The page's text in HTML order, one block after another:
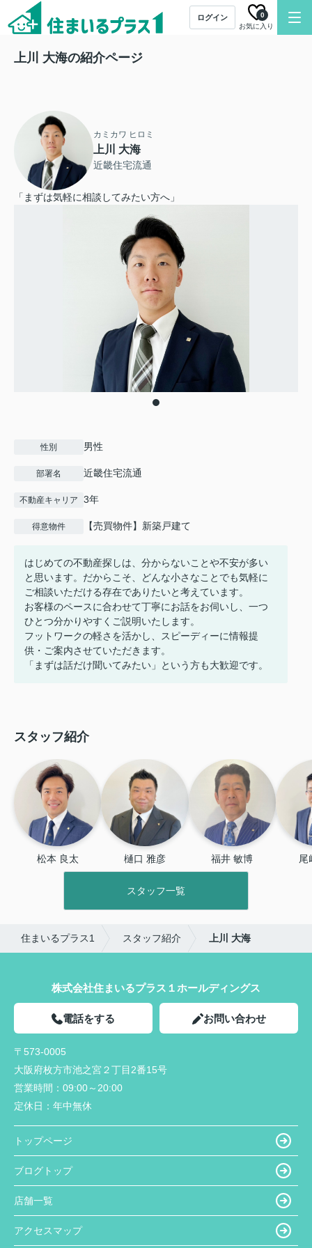
ログイン
お気に入り
0
上川 大海の紹介ページ
カミカワ ヒロミ
上川 大海
近畿住宅流通
「まずは気軽に相談してみたい方へ」
性別 男性
部署名 近畿住宅流通
不動産キャリア 3年
得意物件 【売買物件】新築戸建て
はじめての不動産探しは、分からないことや不安が多い
と思います。だからこそ、どんな小さなことでも気軽に
ご相談いただける存在でありたいと考えています。
お客様のペースに合わせて丁寧にお話をお伺いし、一つ
ひとつ分かりやすくご説明いたします。
フットワークの軽さを活かし、スピーディーに情報提
供・ご案内させていただきます。
「まずは話だけ聞いてみたい」という方も大歓迎です。
スタッフ紹介
松本 良太 樋口 雅彦 福井 敏博 尾
スタッフ一覧
住まいるプラス1 スタッフ紹介 上川 大海
株式会社住まいるプラス１ホールディングス
電話をする お問い合わせ
〒573-0005
大阪府枚方市池之宮２丁目2番15号
営業時間： 09:00～20:00
定休日： 年中無休
トップページ
ブログトップ
店舗一覧
アクセスマップ